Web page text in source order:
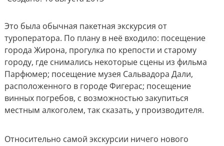
Это была обычная пакетная экскурсия от
туроператора. По плану в неё входило: посещение
города Жирона, прогулка по крепости и старому
городу, где снимались некоторые сцены из фильма
Парфюмер; посещение музея Сальвадора Дали,
расположенного в городе Фигерас; посещение
винных погребов, с возможностью закупиться
местным алкоголем, так сказать, у производителя.
Относительно самой экскурсии ничего нового